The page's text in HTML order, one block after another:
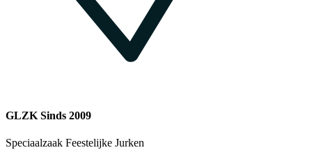
GLZK Sinds 2009
Speciaalzaak Feestelijke Jurken